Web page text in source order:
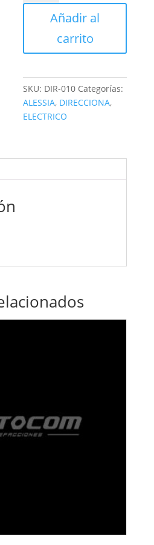
cantidad
Añadir al
carrito
SKU: DIR-010 Categorías:
ALESSIA, DIRECCIONA,
ELECTRICO